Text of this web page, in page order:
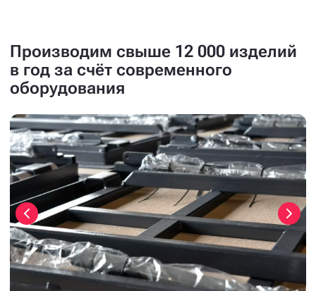
Производим свыше 12 000 изделий
в год за счёт современного
оборудования